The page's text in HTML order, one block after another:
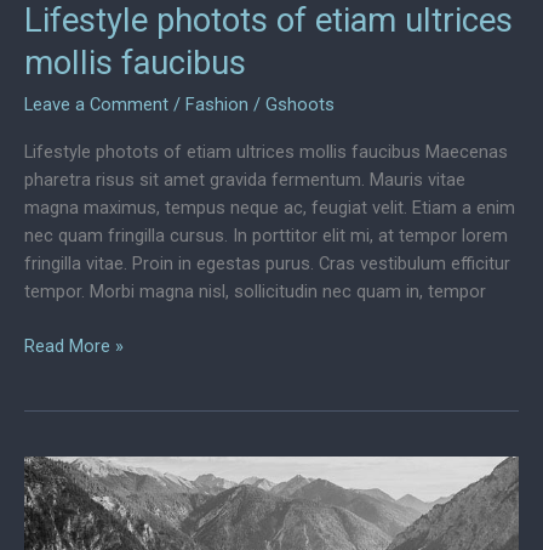
Lifestyle photots of etiam ultrices
mollis faucibus
Leave a Comment / Fashion / Gshoots
Lifestyle photots of etiam ultrices mollis faucibus Maecenas
pharetra risus sit amet gravida fermentum. Mauris vitae
magna maximus, tempus neque ac, feugiat velit. Etiam a enim
nec quam fringilla cursus. In porttitor elit mi, at tempor lorem
fringilla vitae. Proin in egestas purus. Cras vestibulum efficitur
tempor. Morbi magna nisl, sollicitudin nec quam in, tempor
Lifestyle
ultrices
mollis
faucibus
Read More »